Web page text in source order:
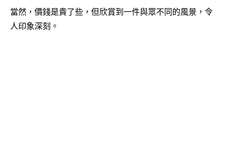
當然，價錢是貴了些，但欣賞到一件與眾不同的風景，令
人印象深刻。